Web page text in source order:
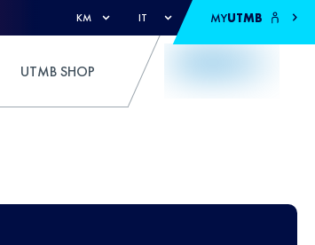
KM IT MYUTMB
UTMB SHOP